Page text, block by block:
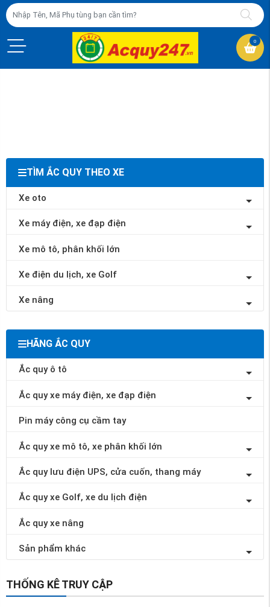
0
TÌM ẮC QUY THEO XE
Xe oto
Xe máy điện, xe đạp điện
Xe mô tô, phân khối lớn
Xe điện du lịch, xe Golf
Xe nâng
HÃNG ẮC QUY
Ắc quy ô tô
Ắc quy xe máy điện, xe đạp điện
Pin máy công cụ cầm tay
Ắc quy xe mô tô, xe phân khối lớn
Ắc quy lưu điện UPS, cửa cuốn, thang máy
Ắc quy xe Golf, xe du lịch điện
Ắc quy xe nâng
Sản phẩm khác
THỐNG KÊ TRUY CẬP